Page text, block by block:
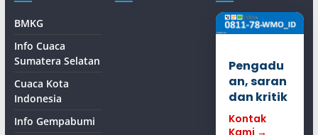
BMKG
Info Cuaca
Sumatera Selatan
Cuaca Kota
Indonesia
Info Gempabumi
Pengadu
an, saran
dan kritik
Kontak